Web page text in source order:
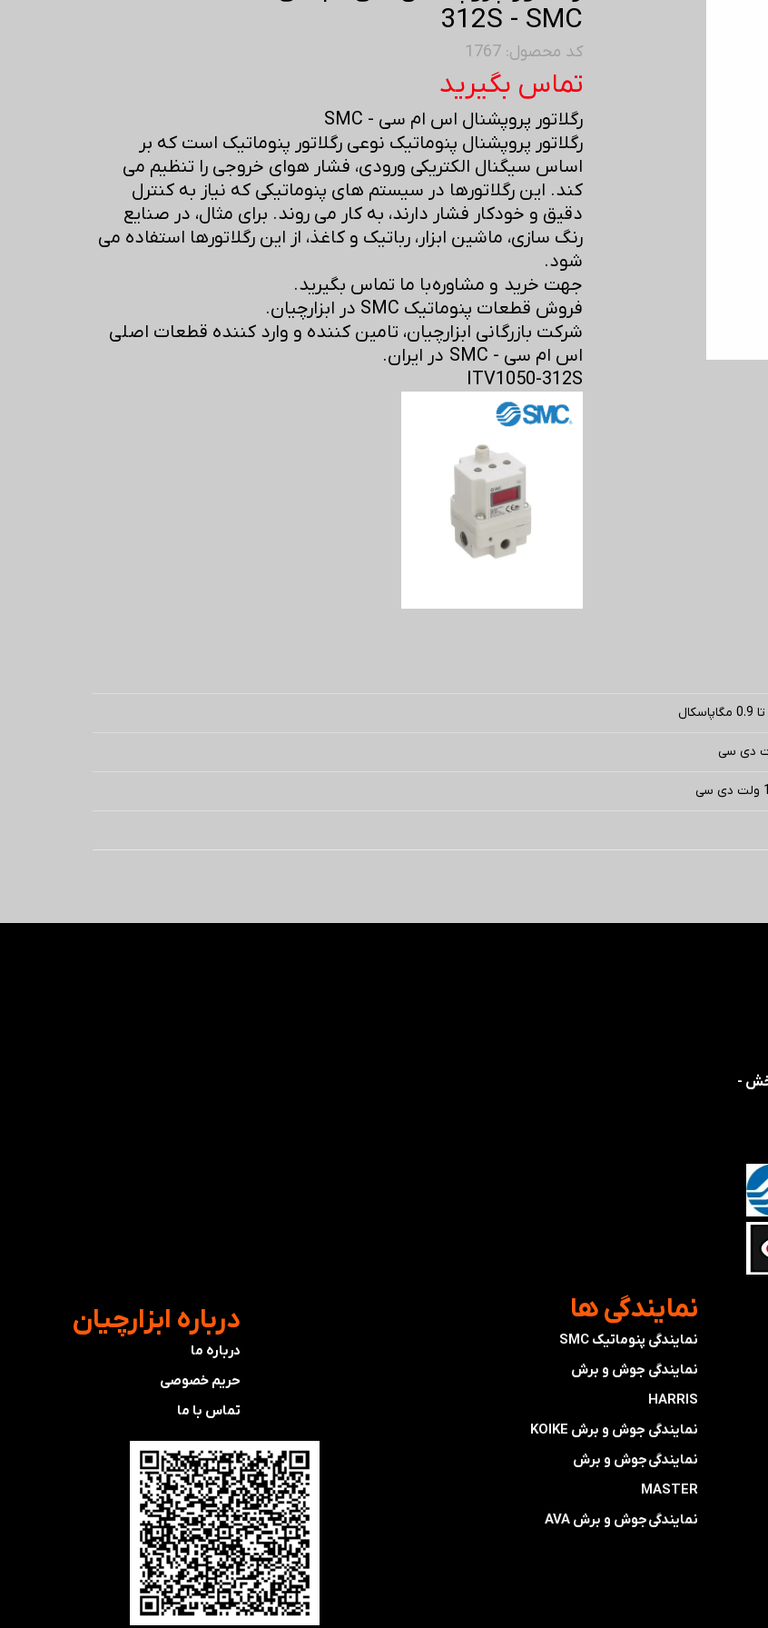
312S - SMC
کد محصول: 1767
تماس بگیرید
رگلاتور پروپشنال اس ام سی - SMC
رگلاتور پروپشنال پنوماتیک نوعی رگلاتور پنوماتیک است که بر
اساس سیگنال الکتریکی ورودی، فشار هوای خروجی را تنظیم می
کند. این رگلاتورها در سیستم های پنوماتیکی که نیاز به کنترل
دقیق و خودکار فشار دارند، به کار می روند. برای مثال، در صنایع
رنگ سازی، ماشین ابزار، رباتیک و کاغذ، از این رگلاتورها استفاده می
شود.
جهت خرید و مشاوره با ما تماس بگیرید.
فروش قطعات پنوماتیک SMC در ابزارچیان.
شرکت بازرگانی ابزارچیان، تامین کننده و وارد کننده قطعات اصلی
اس ام سی - SMC در ایران.
ITV1050-312S
-
​درباره ابزارچیان
درباره ما
حریم خصوصی
تماس با ما
​نمایندگی ها
نمایندگی پنوماتیک SMC
​​​​​​​نمایندگی جوش و برش
HARRIS
​​​​نمایندگی ​​​ جوش و برش KOIKE
​​​​نمایندگیجوش و برش
MASTER
​​​​نمایندگی​​​​​​​جوش و برش AVA